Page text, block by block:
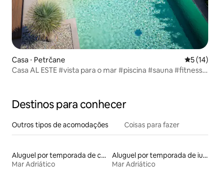
Casa ⋅ Petrčane 5 de uma
5 (14)
Casa AL ESTE #vista para o mar #piscina #sauna #fitness
Destinos para conhecer
Outros tipos de acomodações Coisas para fazer
Aluguel por temporada de casas arredondadas
Mar Adriático
Aluguel por temporada de iurtas
Mar Adriático